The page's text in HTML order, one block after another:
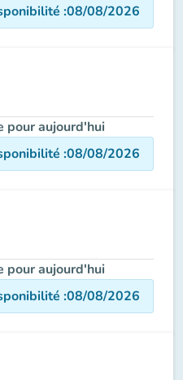
:08/08/2026
pour aujourd'hui
:08/08/2026
pour aujourd'hui
:08/08/2026